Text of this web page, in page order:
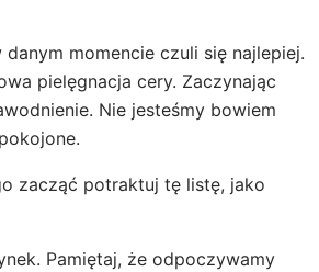
momencie czuli się najlepiej.
pielęgnacja cery. Zaczynając
Nie jesteśmy bowiem
zacząć potraktuj tę listę, jako
Pamiętaj, że odpoczywamy